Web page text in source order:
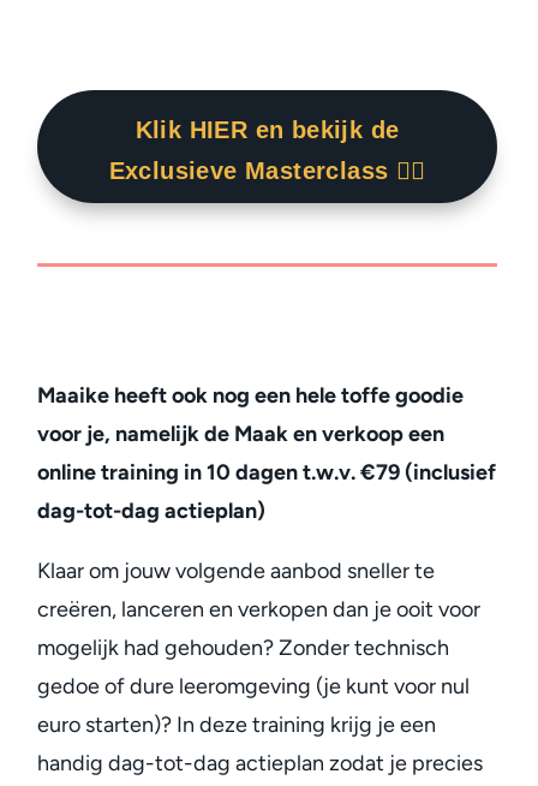
Klik HIER en bekijk de
Exclusieve Masterclass 👇🏾
Maaike heeft ook nog een hele toffe goodie
voor je, namelijk de Maak en verkoop een
online training in 10 dagen t.w.v. €79 (inclusief
dag-tot-dag actieplan)
Klaar om jouw volgende aanbod sneller te
creëren, lanceren en verkopen dan je ooit voor
mogelijk had gehouden? Zonder technisch
gedoe of dure leeromgeving (je kunt voor nul
euro starten)? In deze training krijg je een
handig dag-tot-dag actieplan zodat je precies